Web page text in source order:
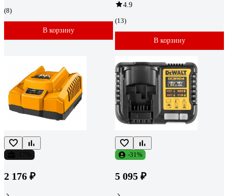
(8)
В корзину
4.9
(13)
В корзину
2 176 ₽
-31%
5 095 ₽